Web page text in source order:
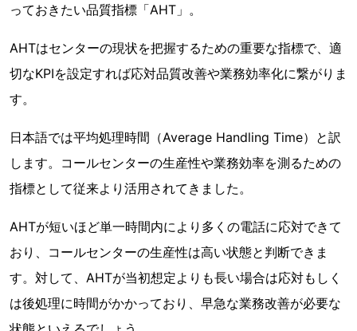
っておきたい品質指標「AHT」。
AHTはセンターの現状を把握するための重要な指標で、適
切なKPIを設定すれば応対品質改善や業務効率化に繋がりま
す。
日本語では平均処理時間（Average Handling Time）と訳
します。コールセンターの生産性や業務効率を測るための
指標として従来より活用されてきました。
AHTが短いほど単一時間内により多くの電話に応対できて
おり、コールセンターの生産性は高い状態と判断できま
す。対して、AHTが当初想定よりも長い場合は応対もしく
は後処理に時間がかかっており、早急な業務改善が必要な